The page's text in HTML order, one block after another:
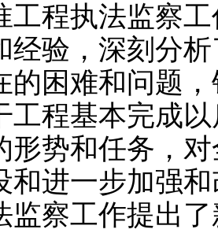
工程执法监察
经验，深刻分
的困难和问题
工程基本完成
形势和任务，
和进一步加强
监察工作提出